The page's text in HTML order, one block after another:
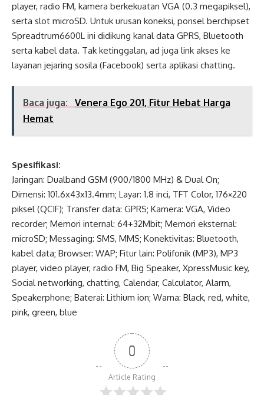
player, radio FM, kamera berkekuatan VGA (0.3 megapiksel),
serta slot microSD. Untuk urusan koneksi, ponsel berchipset
Spreadtrum6600L ini didikung kanal data GPRS, Bluetooth
serta kabel data. Tak ketinggalan, ad juga link akses ke
layanan jejaring sosila (Facebook) serta aplikasi chatting.
Baca juga:
Venera Ego 201, Fitur Hebat Harga
Hemat
Spesifikasi:
Jaringan: Dualband GSM (900/1800 MHz) & Dual On;
Dimensi: 101.6x43x13.4mm; Layar: 1.8 inci, TFT Color, 176×220
piksel (QCIF); Transfer data: GPRS; Kamera: VGA, Video
recorder; Memori internal: 64+32Mbit; Memori eksternal:
microSD; Messaging: SMS, MMS; Konektivitas: Bluetooth,
kabel data; Browser: WAP; Fitur lain: Polifonik (MP3), MP3
player, video player, radio FM, Big Speaker, XpressMusic key,
Social networking, chatting, Calendar, Calculator, Alarm,
Speakerphone; Baterai: Lithium ion; Warna: Black, red, white,
pink, green, blue
0
Article Rating